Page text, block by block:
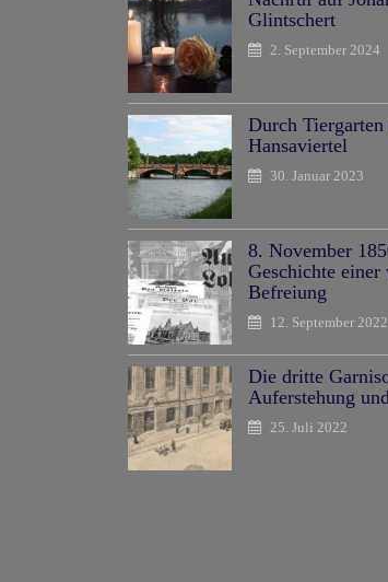
Glintschert
2. September 2024
Durch Tiergarten
Hansaviertel
30. Januar 2023
8. November
Geschichte einer
Befreiung
12. September 2022
Die dritte
Auferstehung
25. Juli 2022